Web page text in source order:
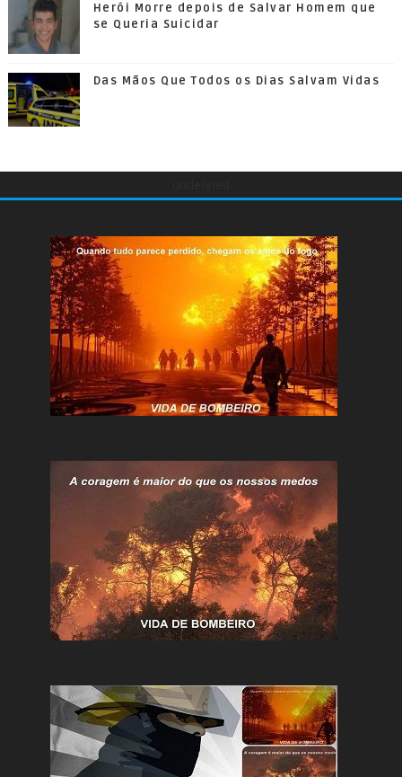
Herói Morre depois de Salvar Homem que
se Queria Suicidar
Das Mãos Que Todos os Dias Salvam Vidas